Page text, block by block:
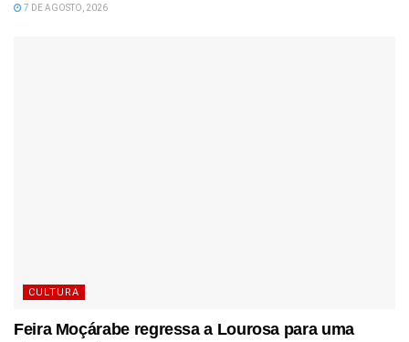
7 DE AGOSTO, 2026
CULTURA
Feira Moçárabe regressa a Lourosa para uma